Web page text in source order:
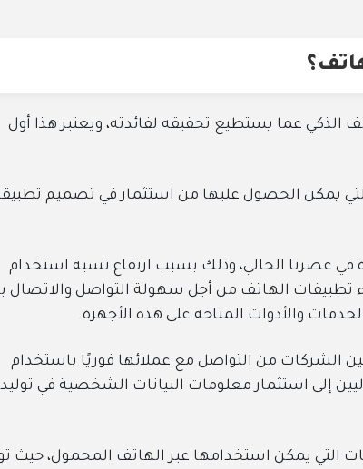
عما يستطيع تحقيقه لفائدته، ويعتبر هذا أول
التي يمكن الحصول عليها من استثمار في تصميم
عصرنا الحالي، وذلك بسبب ارتفاع نسبة استخدام
تطبيقات الهاتف من أجل سهولة التواصل والاتصال
والأدوات المتاحة على هذه الأجهزة.
الشركات من التواصل مع عملائها فوريًا باستخدام
إلى استثمار معلومات البيانات الشخصية في توليد
التي يمكن استخدامها عبر الهاتف المحمول، حيث